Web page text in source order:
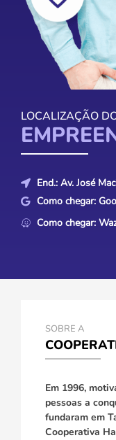
LOCALIZAÇÃO
End.: Av. José
Como chegar:
Como chegar:
SOBRE A
Em 1996,
pessoas a
fundaram em
Cooperativa